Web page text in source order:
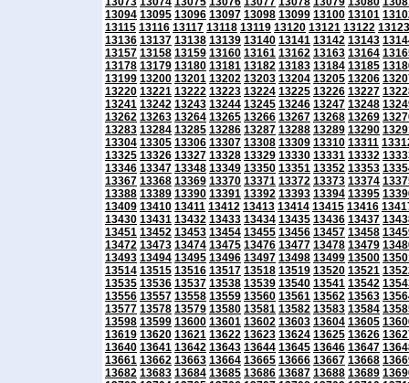
13094 13095 13096 13097 13098 13099 13100 13101
13115 13116 13117 13118 13119 13120 13121 13122 13123
13136 13137 13138 13139 13140 13141 13142 13143
13157 13158 13159 13160 13161 13162 13163 13164
13178 13179 13180 13181 13182 13183 13184 13185
13199 13200 13201 13202 13203 13204 13205 13206
13220 13221 13222 13223 13224 13225 13226 13227
13241 13242 13243 13244 13245 13246 13247 13248
13262 13263 13264 13265 13266 13267 13268 13269
13283 13284 13285 13286 13287 13288 13289 13290
13304 13305 13306 13307 13308 13309 13310 13311
13325 13326 13327 13328 13329 13330 13331 13332
13346 13347 13348 13349 13350 13351 13352 13353
13367 13368 13369 13370 13371 13372 13373 13374
13388 13389 13390 13391 13392 13393 13394 13395
13409 13410 13411 13412 13413 13414 13415 13416
13430 13431 13432 13433 13434 13435 13436 13437
13451 13452 13453 13454 13455 13456 13457 13458
13472 13473 13474 13475 13476 13477 13478 13479
13493 13494 13495 13496 13497 13498 13499 13500
13514 13515 13516 13517 13518 13519 13520 13521
13535 13536 13537 13538 13539 13540 13541 13542
13556 13557 13558 13559 13560 13561 13562 13563
13577 13578 13579 13580 13581 13582 13583 13584
13598 13599 13600 13601 13602 13603 13604 13605
13619 13620 13621 13622 13623 13624 13625 13626
13640 13641 13642 13643 13644 13645 13646 13647
13661 13662 13663 13664 13665 13666 13667 13668
13682 13683 13684 13685 13686 13687 13688 13689